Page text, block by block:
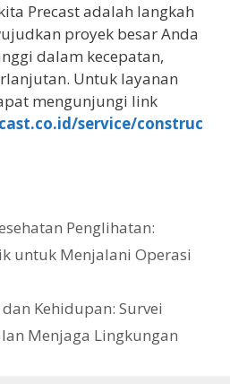
Precast adalah langkah
proyek besar Anda
dalam kecepatan,
Untuk layanan
mengunjungi link
service/construc
Penglihatan:
untuk Menjalani Operasi
Kehidupan: Survei
Menjaga Lingkungan